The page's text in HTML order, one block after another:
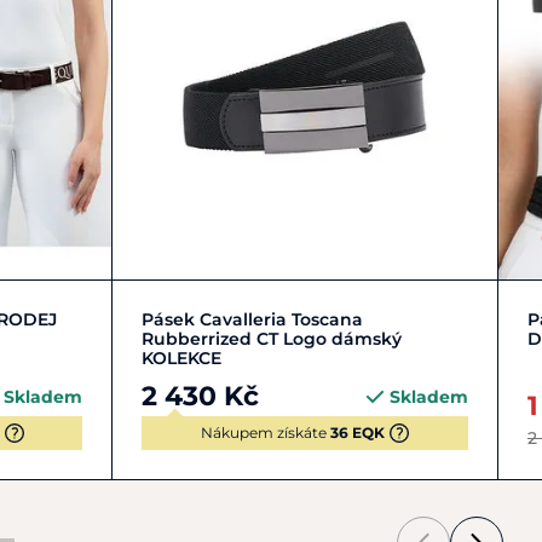
Skladem
Zobrazit detail
Pásek Cavalleria Toscana
Rubberrized CT Logo dámský
KOLEKCE
2 430 Kč Skladem
Nákupem získáte 36 EQK 2